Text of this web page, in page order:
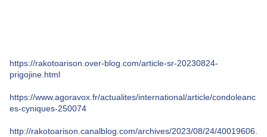
https://rakotoarison.over-blog.com/article-sr-20230824-
prigojine.html
https://www.agoravox.fr/actualites/international/article/condoleanc
es-cyniques-250074
http://rakotoarison.canalblog.com/archives/2023/08/24/40019606.